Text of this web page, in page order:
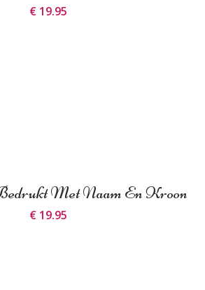
€ 19.95
Met Naam En Kroon
€ 19.95